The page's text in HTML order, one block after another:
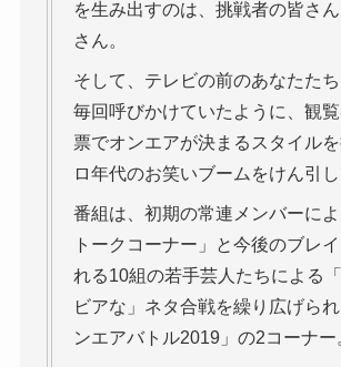
を生み出すのは、挑戦者の皆さ
さん。
そして、テレビの前のあなたた
毎回呼びかけていたように、観
票でオンエアが決まるスタイル
ロ年代のお笑いブームをけん引し
番組は、初期の常連メンバーに
トークコーナー」と今後のブレ
れる10組の若手芸人たちによる
ビアな」ネタ合戦を繰り広げら
ンエアバトル2019」の2コーナー